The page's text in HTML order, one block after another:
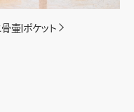
壷|ポケット